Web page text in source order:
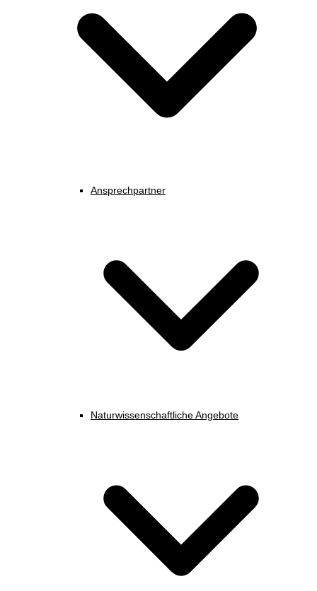
Ansprechpartner
Naturwissenschaftliche Angebote